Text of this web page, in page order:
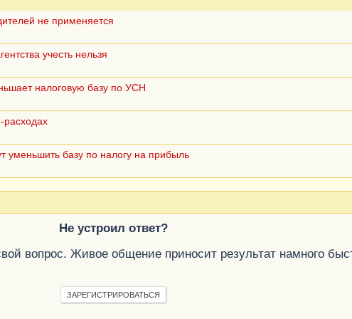
не применяется
учесть нельзя
налоговую базу по УСН
расходах
уменьшить базу по налогу на прибыль
Не устроил ответ?
вопрос. Живое общение приносит результат намного
ЗАРЕГИСТРИРОВАТЬСЯ